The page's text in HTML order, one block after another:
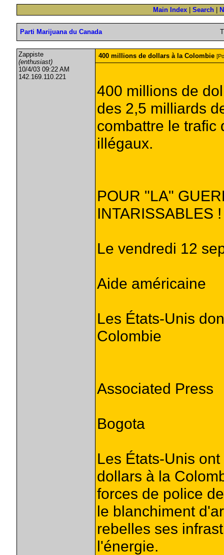
Main Index Search
Parti Marijuana du Canada
Zappiste
(enthusiast)
10/4/03 09:22 AM
142.169.110.221
400 millions de dollars à la Colombie
400 millions de
des 2,5 milliards
combattre le trafic
illégaux.
POUR "LA"
INTARISSABLES !
Le vendredi 12
Aide américaine
Les États-Unis
Colombie
Associated Press
Bogota
Les États-Unis
dollars à la
forces de police
le blanchiment
rebelles ses
l'énergie.